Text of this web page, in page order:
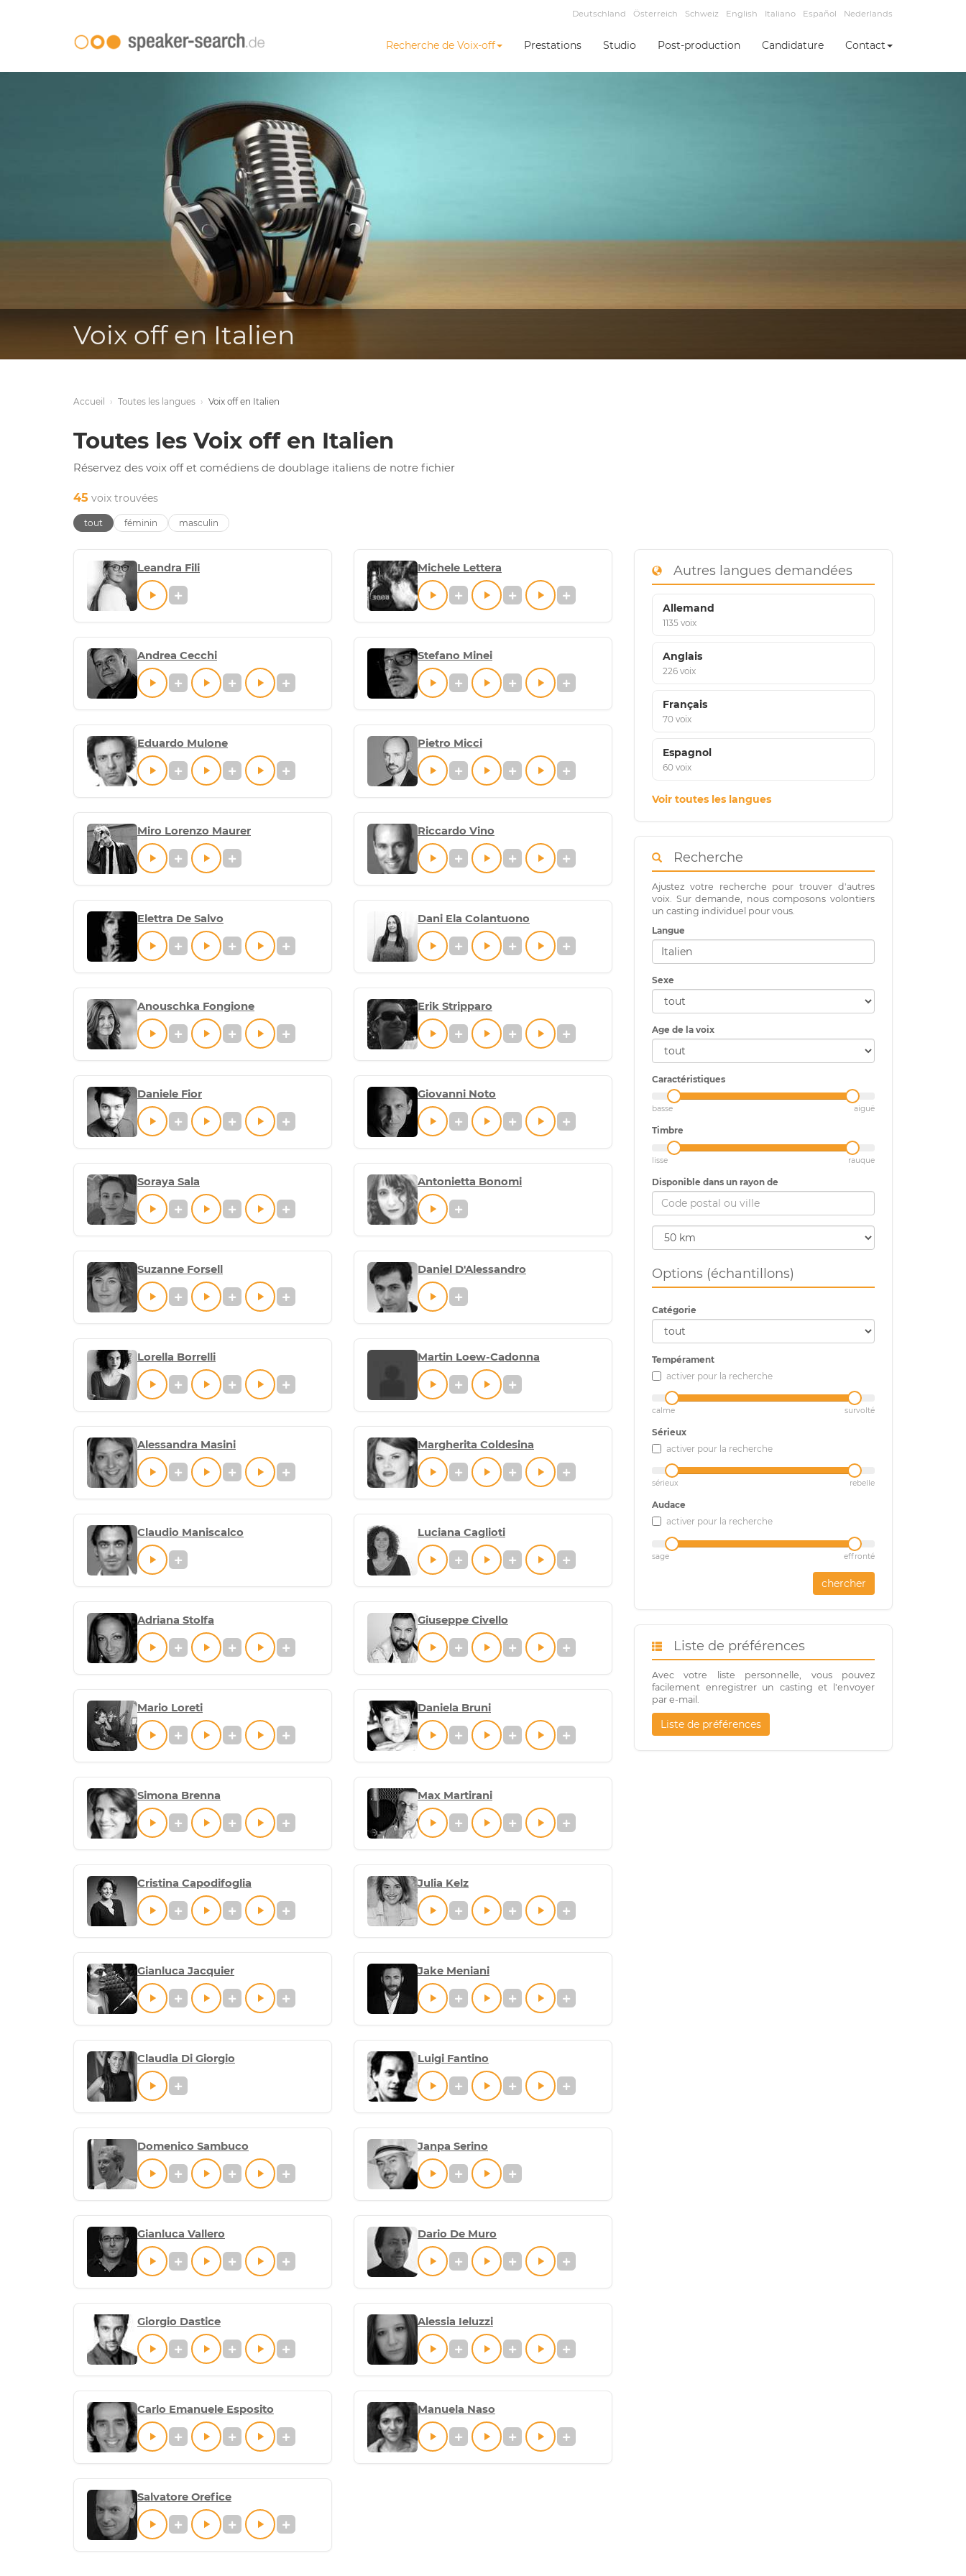
Deutschland Österreich Schweiz English Italiano Español Nederlands
Recherche de Voix-off Prestations Studio Post-production Candidature Contact
Voix off en Italien
Accueil › Toutes les langues › Voix off en Italien
Toutes les Voix off en Italien
Réservez des voix off et comédiens de doublage italiens de notre fichier
45 voix trouvées
tout féminin masculin
Leandra Fili Michele Lettera
Andrea Cecchi Stefano Minei
Eduardo Mulone Pietro Micci
Miro Lorenzo Maurer Riccardo Vino
Elettra De Salvo Dani Ela Colantuono
Anouschka Fongione Erik Stripparo
Daniele Fior Giovanni Noto
Soraya Sala Antonietta Bonomi
Suzanne Forsell Daniel D'Alessandro
Lorella Borrelli Martin Loew-Cadonna
Alessandra Masini Margherita Coldesina
Claudio Maniscalco Luciana Caglioti
Adriana Stolfa Giuseppe Civello
Mario Loreti Daniela Bruni
Simona Brenna Max Martirani
Cristina Capodifoglia Julia Kelz
Gianluca Jacquier Jake Meniani
Claudia Di Giorgio Luigi Fantino
Domenico Sambuco Janpa Serino
Gianluca Vallero Dario De Muro
Giorgio Dastice Alessia Ieluzzi
Carlo Emanuele Esposito Manuela Naso
Salvatore Orefice
Autres langues demandées
Allemand
1135 voix
Anglais
226 voix
Français
70 voix
Espagnol
60 voix
Voir toutes les langues
Recherche
Ajustez votre recherche pour trouver d'autres
voix. Sur demande, nous composons volontiers
un casting individuel pour vous.
Langue
Sexe
Age de la voix
Caractéristiques
basse aiguë
Timbre
lisse rauque
Disponible dans un rayon de
Options (échantillons)
Catégorie
Tempérament
activer pour la recherche
calme survolté
Sérieux
activer pour la recherche
sérieux rebelle
Audace
activer pour la recherche
sage effronté
chercher
Liste de préférences
Avec votre liste personnelle, vous pouvez
facilement enregistrer un casting et l'envoyer
par e-mail.
Liste de préférences